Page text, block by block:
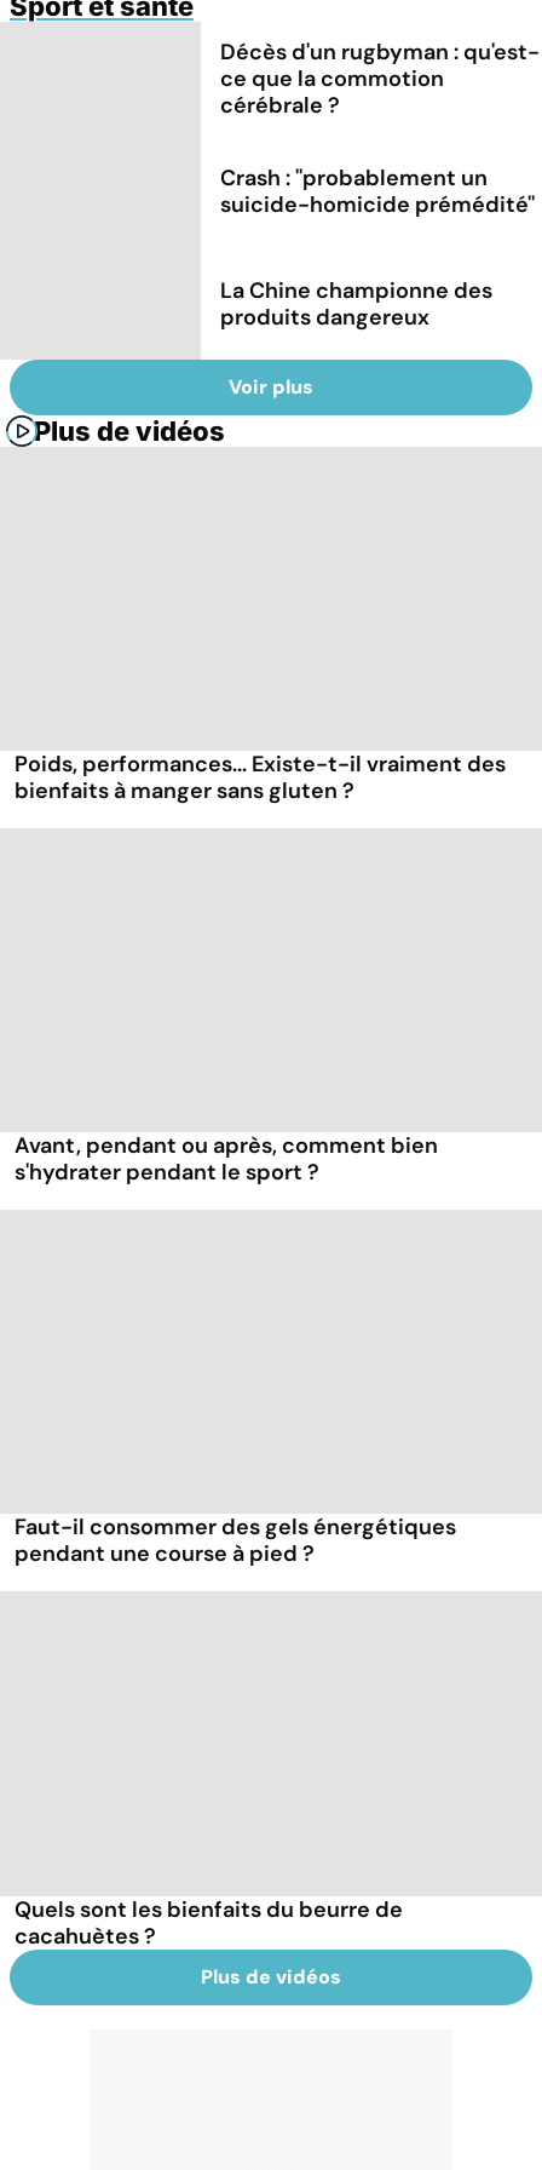
Décès d'un rugbyman : qu'est-
ce que la commotion
cérébrale ?
Crash : ''probablement un
suicide-homicide prémédité''
La Chine championne des
produits dangereux
Voir plus
Plus de vidéos
Poids, performances... Existe-t-il vraiment des
bienfaits à manger sans gluten ?
Avant, pendant ou après, comment bien
s'hydrater pendant le sport ?
Faut-il consommer des gels énergétiques
pendant une course à pied ?
Quels sont les bienfaits du beurre de
cacahuètes ?
Plus de vidéos